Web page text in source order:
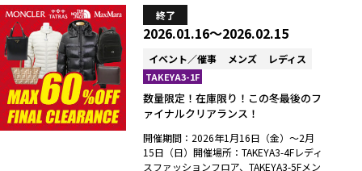
終了
2026.01.16～2026.02.15
イベント／催事 メンズ レディス
TAKEYA3-1F
数量限定！在庫限り！この冬最後のフ
ァイナルクリアランス！
開催期間：2026年1月16日（金）～2月
15日（日）開催場所：TAKEYA3-4Fレディ
スファッションフロア、TAKEYA3-5Fメン